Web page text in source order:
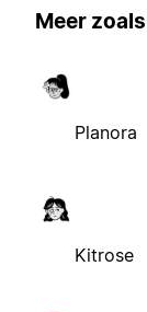
Meer
Planora
Kitrose